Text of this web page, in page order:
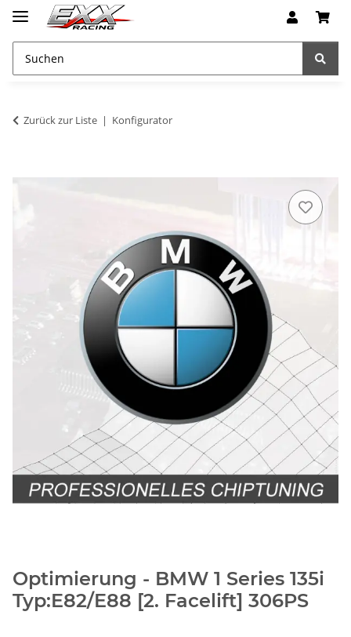
Zurück zur Liste Konfigurator
Optimierung - BMW 1 Series 135i
Typ:E82/E88 [2. Facelift] 306PS